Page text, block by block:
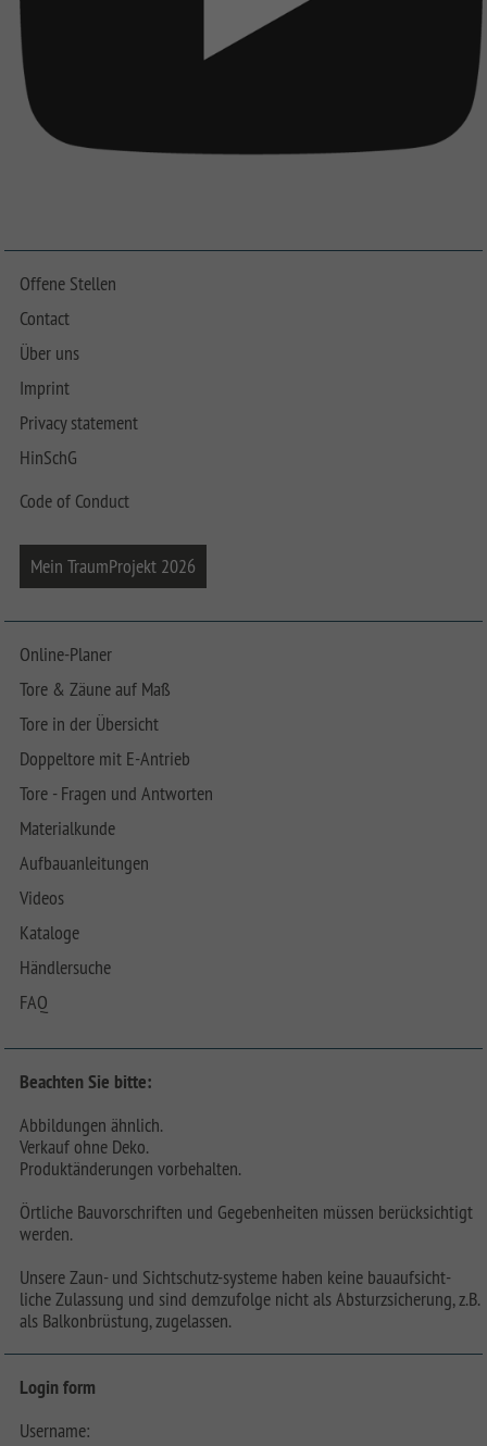
Offene Stellen
Contact
Über uns
Imprint
Privacy statement
HinSchG
Code of Conduct
Mein TraumProjekt 2026
Online-Planer
Tore & Zäune auf Maß
Tore in der Übersicht
Doppeltore mit E-Antrieb
Tore - Fragen und Antworten
Materialkunde
Aufbauanleitungen
Videos
Kataloge
Händlersuche
FAQ
Beachten Sie bitte:
Abbildungen ähnlich.
Verkauf ohne Deko.
Produktänderungen vorbehalten.
Örtliche Bauvorschriften und Gegebenheiten müssen berücksichtigt
werden.
Unsere Zaun- und Sichtschutz-systeme haben keine bauaufsicht-
liche Zulassung und sind demzufolge nicht als Absturzsicherung, z.B.
als Balkonbrüstung, zugelassen.
Login form
Username: